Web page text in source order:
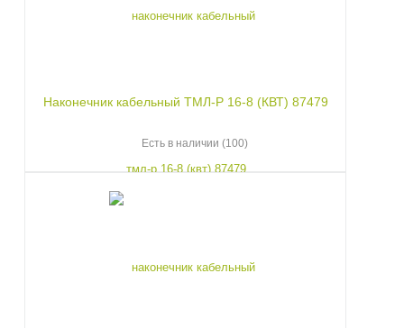
Наконечник кабельный ТМЛ-Р 16-8 (КВТ) 87479
Есть в наличии (100)